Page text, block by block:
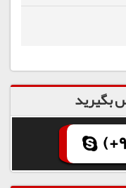
بگیرید